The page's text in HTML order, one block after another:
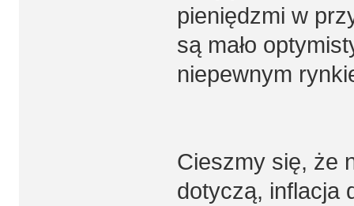
pieniędzmi w
są mało
niepewnym
Cieszmy się, że
dotyczą, inflacja